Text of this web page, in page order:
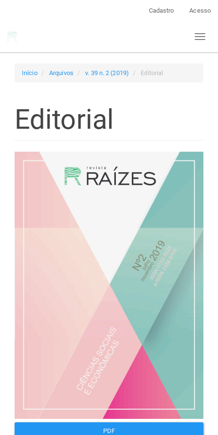
Cadastro Acesso
Toggle
Início Arquivos v. 39 n. 2 (2019) Editorial
Editorial
Barra
lateral
artigos
PDF